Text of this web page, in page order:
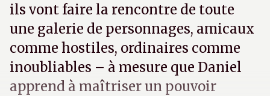
ils vont faire la rencontre de toute
une galerie de personnages, amicaux
comme hostiles, ordinaires comme
inoubliables – à mesure que Daniel
apprend à maîtriser un pouvoir